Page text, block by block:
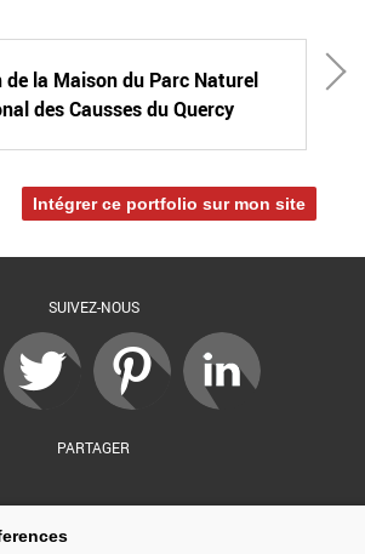
de la Maison du Parc Naturel
des Causses du Quercy
Intégrer ce portfolio sur mon site
SUIVEZ-NOUS
PARTAGER